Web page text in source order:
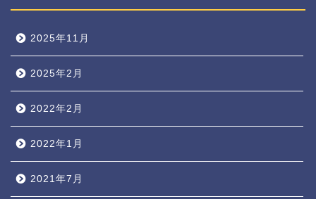
2025年11月
2025年2月
2022年2月
2022年1月
2021年7月